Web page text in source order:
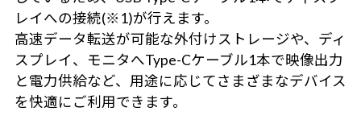
レイへの接続(※1)が行えます。
高速データ転送が可能な外付けストレージや、ディ
スプレイ、モニタへType-Cケーブル1本で映像出力
と電力供給など、用途に応じてさまざまなデバイス
を快適にご利用できます。